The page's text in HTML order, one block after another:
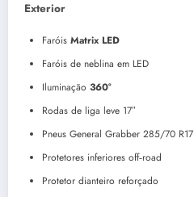
Exterior
Faróis Matrix LED
Faróis de neblina em LED
Iluminação 360°
Rodas de liga leve 17″
Pneus General Grabber 285/70 R17
Protetores inferiores off‑road
Protetor dianteiro reforçado